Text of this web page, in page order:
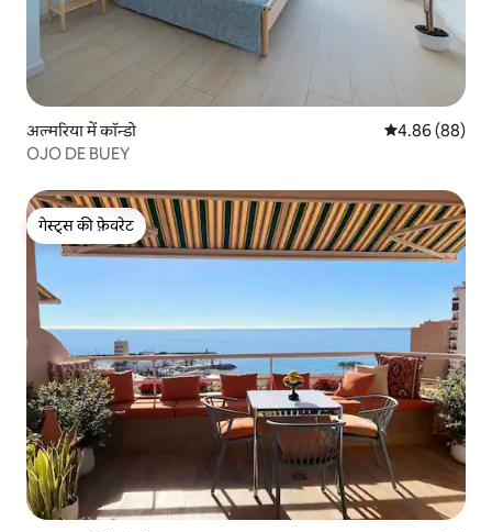
अल्मरिया में कॉन्डो औसत रेटिंग 5 में
4.86 (88)
OJO DE BUEY
गेस्ट्स की फ़ेवरेट
गेस्ट्स की फ़ेवरेट